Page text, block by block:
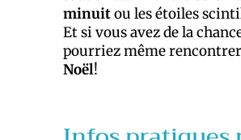
minuitou les étoiles
Et si vous avez de la
pourriez même
Noël!